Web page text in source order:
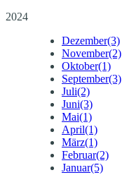
2024
Dezember(3)
November(2)
Oktober(1)
September(3)
Juli(2)
Juni(3)
Mai(1)
April(1)
März(1)
Februar(2)
Januar(5)